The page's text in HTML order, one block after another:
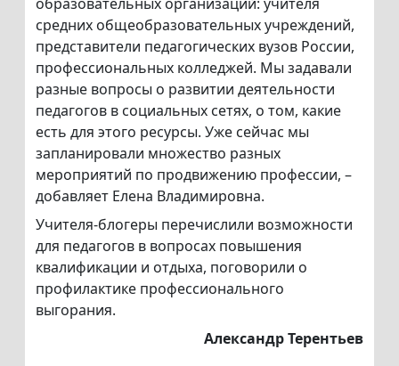
средних общеобразовательных учреждений,
представители педагогических вузов России,
профессиональных колледжей. Мы задавали
разные вопросы о развитии деятельности
педагогов в социальных сетях, о том, какие
есть для этого ресурсы. Уже сейчас мы
запланировали множество разных
мероприятий по продвижению профессии, –
добавляет Елена Владимировна.
Учителя-блогеры перечислили возможности
для педагогов в вопросах повышения
квалификации и отдыха, поговорили о
профилактике профессионального
выгорания.
Александр Терентьев